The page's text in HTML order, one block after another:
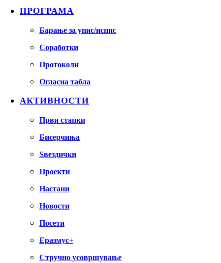
ПРОГРАМА
Барање за упис/испис
Соработки
Протоколи
Огласна табла
АКТИВНОСТИ
Први стапки
Бисерчиња
Ѕвездички
Проекти
Настани
Новости
Посети
Еразмус+
Стручно усовршување